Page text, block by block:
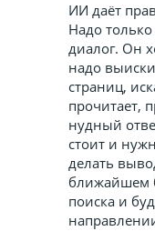
ИИ даёт
Надо
диалог. Он
надо
страниц,
прочитает,
нудный
стоит и
делать
ближайшем
поиска и